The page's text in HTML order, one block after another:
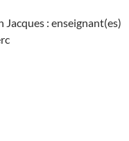
Jacques : enseignant(es)